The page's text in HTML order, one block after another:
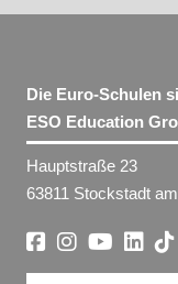
Die Euro-Schulen
ESO Education
Hauptstraße 23
63811 Stockstadt